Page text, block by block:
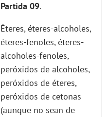
Partida 09.
Éteres, éteres-alcoholes,
éteres-fenoles, éteres-
alcoholes-fenoles,
peróxidos de alcoholes,
peróxidos de éteres,
peróxidos de cetonas
(aunque no sean de